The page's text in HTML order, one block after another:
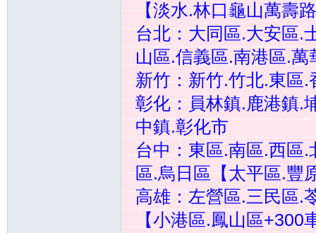
【淡水.林口龜山萬壽
台北：大同區.大安區.
山區.信義區.南港區.萬
新竹：新竹.竹北.東區.
彰化：員林鎮.鹿港鎮.
中鎮.彰化市
台中：東區.南區.西區
區.烏日區【太平區.豐
高雄：左營區.三民區.
【小港區.鳳山區